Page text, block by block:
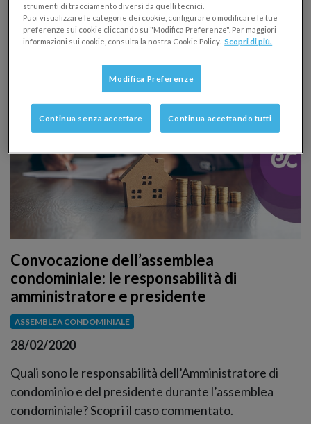
frutti: “nasce” l’utenza unica telematica attribuita
all’amministratore di condominio per la trasmissione
delle dichiarazioni
Convocazione dell’assemblea
condominiale: le responsabilità di
amministratore e presidente
ASSEMBLEA CONDOMINIALE
28/02/2020
Quali sono le responsabilità dell’Amministratore di
condominio e del presidente durante l’assemblea
condominiale? Scopri il caso commentato.
strumenti di tracciamento diversi da quelli tecnici.
Puoi visualizzare le categorie dei cookie, configurare o modificare le tue
preferenze sui cookie cliccando su "Modifica Preferenze". Per maggiori
informazioni sui cookie, consulta la nostra Cookie Policy. Scopri di più.
Modifica Preferenze
Continua senza accettare Continua accettando tutti